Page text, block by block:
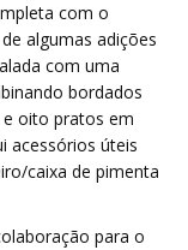
com o
algumas adições
com uma
bordados
oito pratos em
acessórios úteis
caixa de pimenta
para o